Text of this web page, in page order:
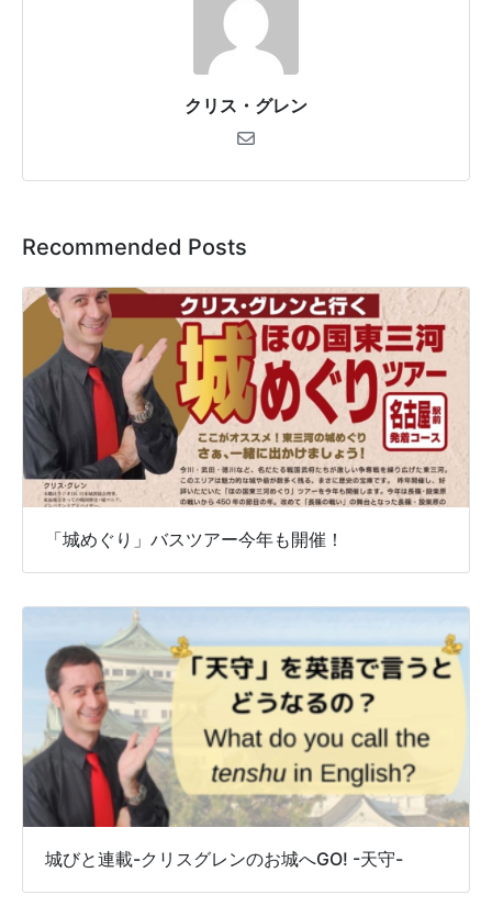
クリス・グレン
Recommended Posts
「城めぐり」バスツアー今年も開催！
城びと連載-クリスグレンのお城へGO! -天守-